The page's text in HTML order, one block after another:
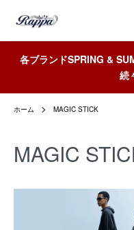
各ブランドSPRING &
続
ホーム MAGIC STICK
MAGIC